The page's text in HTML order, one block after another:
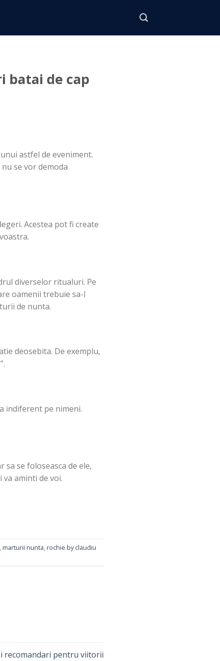
batai de cap
astfel de eveniment.
se vor demoda
Acestea pot fi create
diverselor ritualuri. Pe
oamenii trebuie sa-l
de nunta.
deosebita. De exemplu,
indiferent pe nimeni.
se foloseasca de ele,
aminti de voi.
marturii nunta,rochie by claudiu
recomandari pentru viitorii